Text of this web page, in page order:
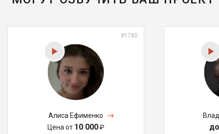
#1780
Алиса Ефименко
Цена от 10 000₽